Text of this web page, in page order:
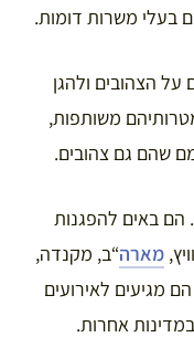
בעלי משרות דומות.
הצהובים ולהגן
משותפות,
שהם גם צהובים.
הם באים להפגנות
מארה“ב, מקנדה,
מגיעים לאירועים
אחרות.